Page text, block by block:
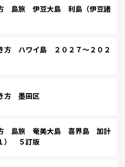
島旅 伊豆大島 利島（伊豆諸
方 ハワイ島 ２０２７～２０２
方 墨田区
島旅 奄美大島 喜界島 加計
） ５訂版